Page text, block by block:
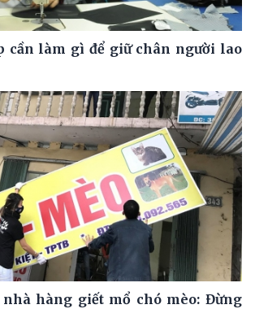
cần làm gì để giữ chân người lao
nhà hàng giết mổ chó mèo: Đừng